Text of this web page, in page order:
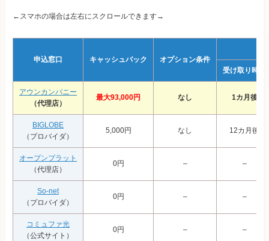
←スマホの場合は左右にスクロールできます→
申込窓口 キャッシュバック オプション条件
受け取り時期
アウンカンパニー
（代理店）
最大93,000円 なし 1カ月後
BIGLOBE
（プロバイダ）
5,000円 なし 12カ月後
オープンプラット
（代理店）
0円 – –
So-net
（プロバイダ）
0円 – –
コミュファ光
（公式サイト）
0円 – –